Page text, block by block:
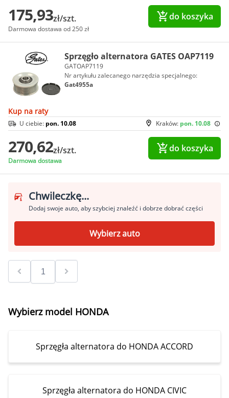
175,93zł/szt.
Darmowa dostawa od 250 zł
do koszyka
Sprzęgło alternatora GATES OAP7119
GATOAP7119
Nr artykułu zalecanego narzędzia specjalnego:
Gat4955a
Kup na raty
Kraków: pon. 10.08
U ciebie: pon. 10.08
270,62zł/szt.
Darmowa dostawa
do koszyka
Chwileczkę...
Dodaj swoje auto, aby szybciej znaleźć i dobrze dobrać części
Wybierz auto
Wybierz model HONDA
Sprzęgła alternatora do HONDA ACCORD
Sprzęgła alternatora do HONDA CIVIC